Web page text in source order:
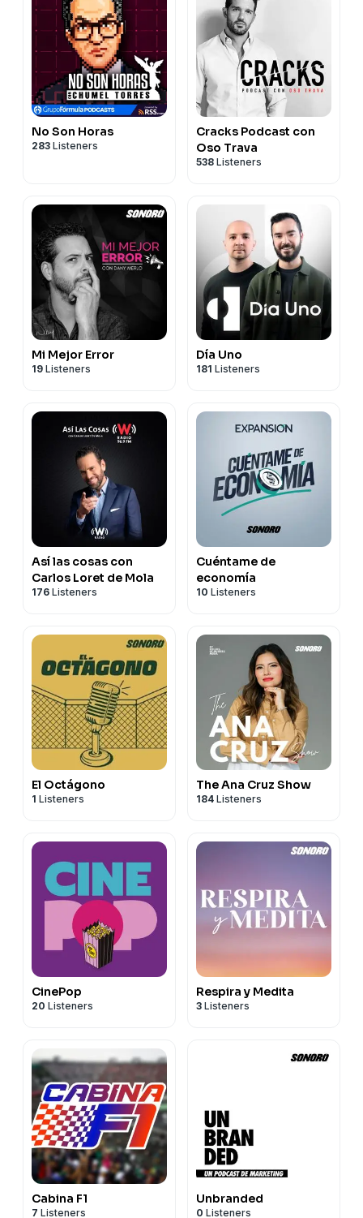
No Son Horas
283 Listeners
Cracks Podcast con
Oso Trava
538 Listeners
Mi Mejor Error
19 Listeners
Día Uno
181 Listeners
Así las cosas con
Carlos Loret de Mola
176 Listeners
Cuéntame de
economía
10 Listeners
El Octágono
1 Listeners
The Ana Cruz Show
184 Listeners
CinePop
20 Listeners
Respira y Medita
3 Listeners
Cabina F1
7 Listeners
Unbranded
0 Listeners